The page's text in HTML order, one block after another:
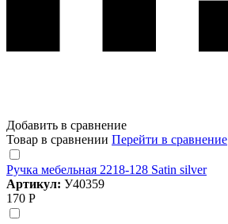
Добавить в сравнение
Товар в сравнении Перейти в сравнение
Ручка мебельная 2218-128 Satin silver
Артикул: У40359
170 Р